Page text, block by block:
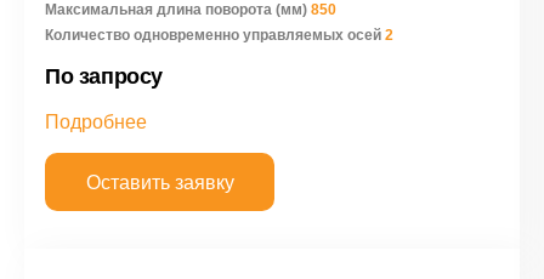
Максимальная длина поворота (мм) 850
Количество одновременно управляемых осей 2
По запросу
Подробнее
Оставить заявку